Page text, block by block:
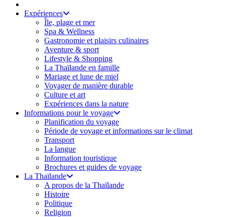
Expériences
Île, plage et mer
Spa & Wellness
Gastronomie et plaisirs culinaires
Aventure & sport
Lifestyle & Shopping
La Thaïlande en famille
Mariage et lune de miel
Voyager de manière durable
Culture et art
Expériences dans la nature
Informations pour le voyage
Planification du voyage
Période de voyage et informations sur le climat
Transport
La langue
Information touristique
Brochures et guides de voyage
La Thaïlande
A propos de la Thaïlande
Histoire
Politique
Religion